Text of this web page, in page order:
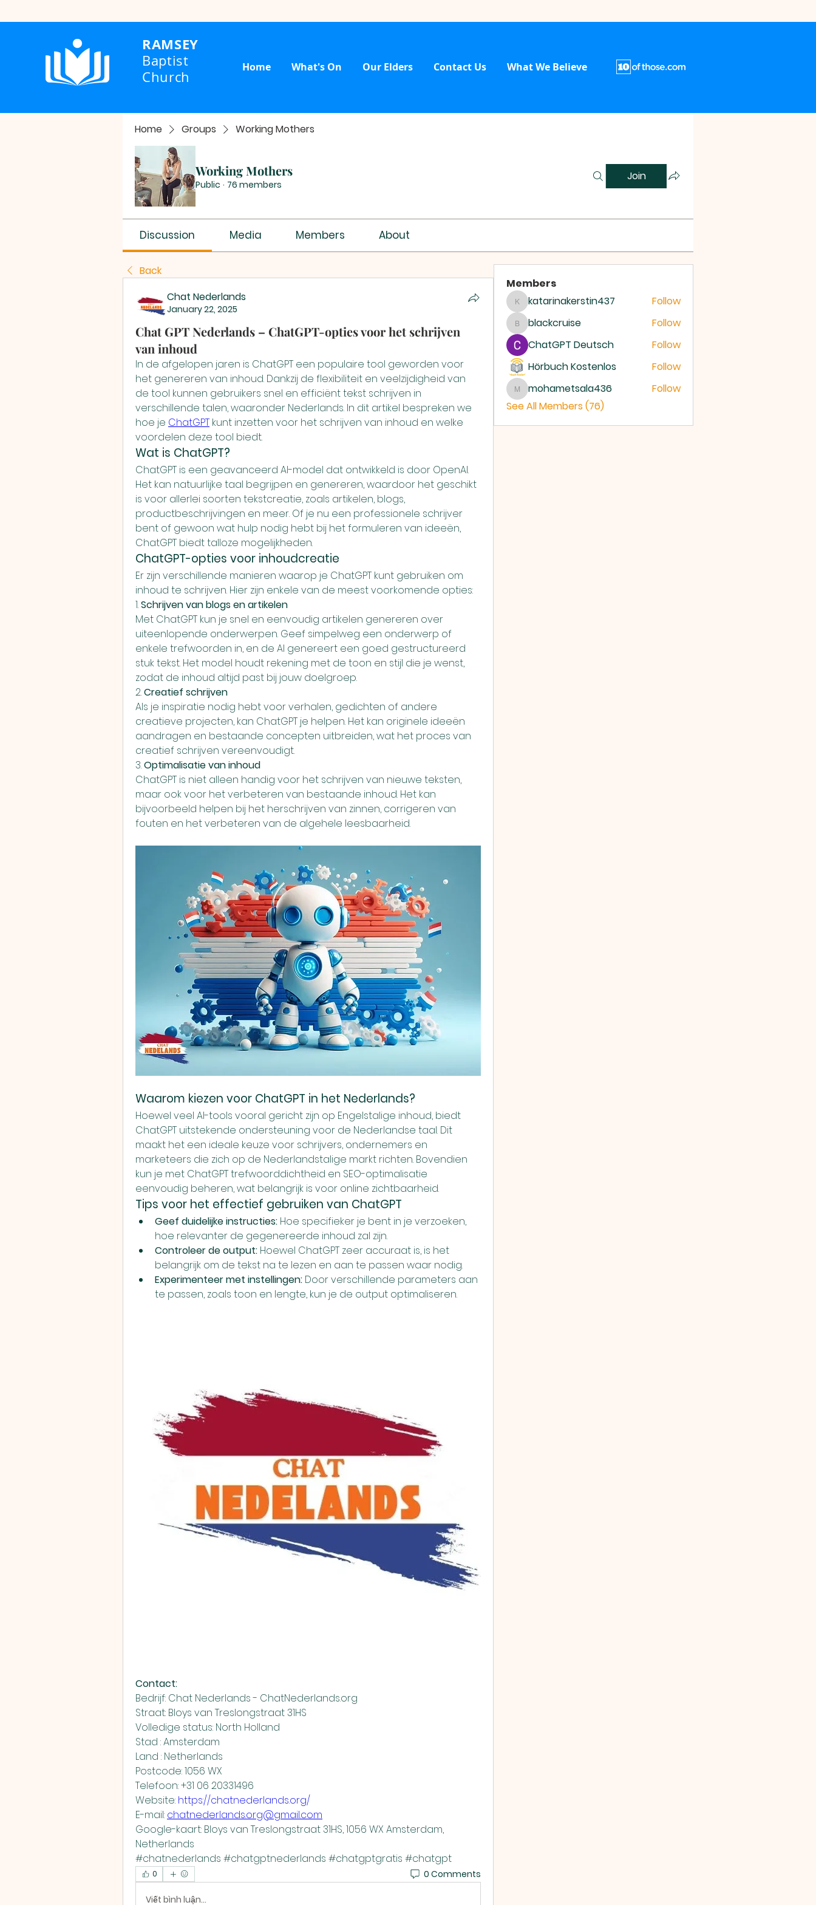
RAMSEY
Baptist
Church
Home What's On Our Elders Contact Us What We Believe
Home Groups Working Mothers
Working Mothers
Public · 76 members
Join
Discussion Media Members About
Back
Chat Nederlands
January 22, 2025
Chat GPT Nederlands – ChatGPT-opties voor het schrijven
van inhoud
In de afgelopen jaren is ChatGPT een populaire tool geworden voor
het genereren van inhoud. Dankzij de flexibiliteit en veelzijdigheid van
de tool kunnen gebruikers snel en efficiënt tekst schrijven in
verschillende talen, waaronder Nederlands. In dit artikel bespreken we
hoe je ChatGPT kunt inzetten voor het schrijven van inhoud en welke
voordelen deze tool biedt.
Wat is ChatGPT?
ChatGPT is een geavanceerd AI-model dat ontwikkeld is door OpenAI.
Het kan natuurlijke taal begrijpen en genereren, waardoor het geschikt
is voor allerlei soorten tekstcreatie, zoals artikelen, blogs,
productbeschrijvingen en meer. Of je nu een professionele schrijver
bent of gewoon wat hulp nodig hebt bij het formuleren van ideeën,
ChatGPT biedt talloze mogelijkheden.
ChatGPT-opties voor inhoudcreatie
Er zijn verschillende manieren waarop je ChatGPT kunt gebruiken om
inhoud te schrijven. Hier zijn enkele van de meest voorkomende opties:
1. Schrijven van blogs en artikelen
Met ChatGPT kun je snel en eenvoudig artikelen genereren over
uiteenlopende onderwerpen. Geef simpelweg een onderwerp of
enkele trefwoorden in, en de AI genereert een goed gestructureerd
stuk tekst. Het model houdt rekening met de toon en stijl die je wenst,
zodat de inhoud altijd past bij jouw doelgroep.
2. Creatief schrijven
Als je inspiratie nodig hebt voor verhalen, gedichten of andere
creatieve projecten, kan ChatGPT je helpen. Het kan originele ideeën
aandragen en bestaande concepten uitbreiden, wat het proces van
creatief schrijven vereenvoudigt.
3. Optimalisatie van inhoud
ChatGPT is niet alleen handig voor het schrijven van nieuwe teksten,
maar ook voor het verbeteren van bestaande inhoud. Het kan
bijvoorbeeld helpen bij het herschrijven van zinnen, corrigeren van
fouten en het verbeteren van de algehele leesbaarheid.
Waarom kiezen voor ChatGPT in het Nederlands?
Hoewel veel AI-tools vooral gericht zijn op Engelstalige inhoud, biedt
ChatGPT uitstekende ondersteuning voor de Nederlandse taal. Dit
maakt het een ideale keuze voor schrijvers, ondernemers en
marketeers die zich op de Nederlandstalige markt richten. Bovendien
kun je met ChatGPT trefwoorddichtheid en SEO-optimalisatie
eenvoudig beheren, wat belangrijk is voor online zichtbaarheid.
Tips voor het effectief gebruiken van ChatGPT
Geef duidelijke instructies: Hoe specifieker je bent in je verzoeken,
hoe relevanter de gegenereerde inhoud zal zijn.
Controleer de output: Hoewel ChatGPT zeer accuraat is, is het
belangrijk om de tekst na te lezen en aan te passen waar nodig.
Experimenteer met instellingen: Door verschillende parameters aan
te passen, zoals toon en lengte, kun je de output optimaliseren.
Contact:
Bedrijf: Chat Nederlands - ChatNederlands.org
Straat: Bloys van Treslongstraat 31HS
Volledige status: North Holland
Stad : Amsterdam
Land : Netherlands
Postcode: 1056 WX
Telefoon: +31 06 20331496
Website: https://chatnederlands.org/
E-mail: chatnederlands.org@gmail.com
Google-kaart: Bloys van Treslongstraat 31HS, 1056 WX Amsterdam,
Netherlands
#chatnederlands #chatgptnederlands #chatgptgratis #chatgpt
0 0 Comments
Viết bình luận...
Members
katarinakerstin437
katarinakerstin437 Follow
blackcruise
blackcruise
Follow
ChatGPT Deutsch
Follow
Hörbuch Kostenlos
Follow
mohametsala436
mohametsala436
Follow
See All Members (76)